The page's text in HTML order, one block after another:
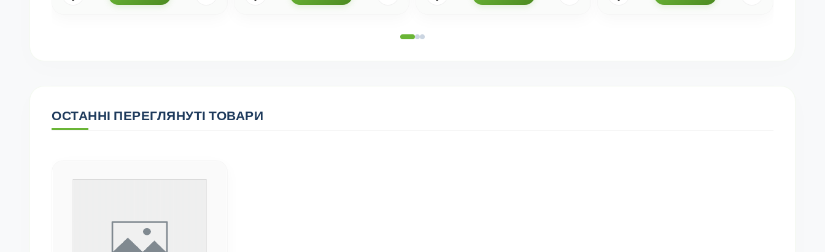
ОСТАННІ ПЕРЕГЛЯНУТІ ТОВАРИ